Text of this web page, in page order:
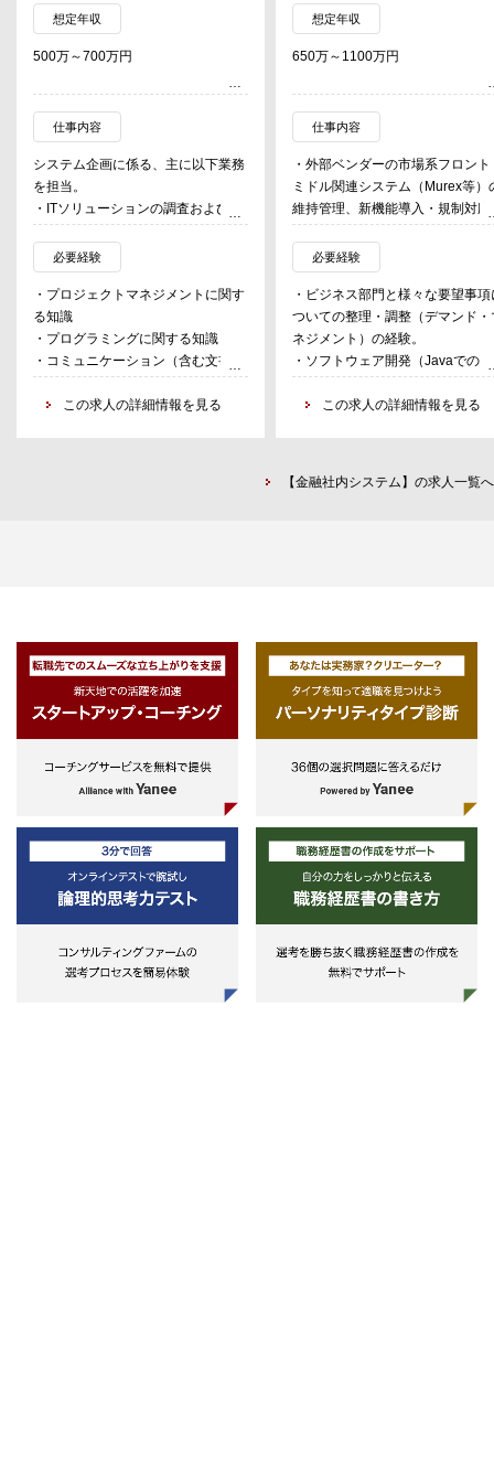
想定年収
500万～700万円
仕事内容
システム企画に係る、主に以下業務
を担当。
・ITソリューションの調査および導
入計画の策定
・新技術（RPA、チャットボット
等）の導入推進
・システム化による業務効率化の推
進
必要経験
・プロジェクトマネジメントに関す
る知識
・プログラミングに関する知識
・コミュニケーション（含む文書）
能力
・業務分析能力、問題解決能力、提
この求人の詳細情報を見る
想定年収
650万～1100万円
仕事内容
・外部ベンダーの市場系フロント
ミドル関連システム（Murex等）
維持管理、新機能導入・規制対応
のプロジェクト遂行。および情報
末（Refinitiv、Bloomberg等）の
改、維持管理。
・SWIFT等の外部ベンダーの決済
ステム、内部開発した市場系バッ
関連システムの開発、受入、維持
理、ならびにシステム更改・新規
・ビジネス部門からのリクエスト
要件定義から導入後のフォローア
必要経験
・ビジネス部門と様々な要望事項
ついての整理・調整（デマンド・
ネジメント）の経験。
・ソフトウェア開発（Javaでの
経験であれば尚可）・導入経験。
・プロジェクトライフサイクルの
・Windows/Linux の基本的な知
ェクトを推進できる。
・簡潔明瞭でかつ必要な情報が盛
込まれた日本語ビジネス文書を作
できる。
・自分のミッションをやり遂げる
い意志を持ち、コミットメントを
この求人の詳細情報を見る
【金融社内システム】の求人一覧へ